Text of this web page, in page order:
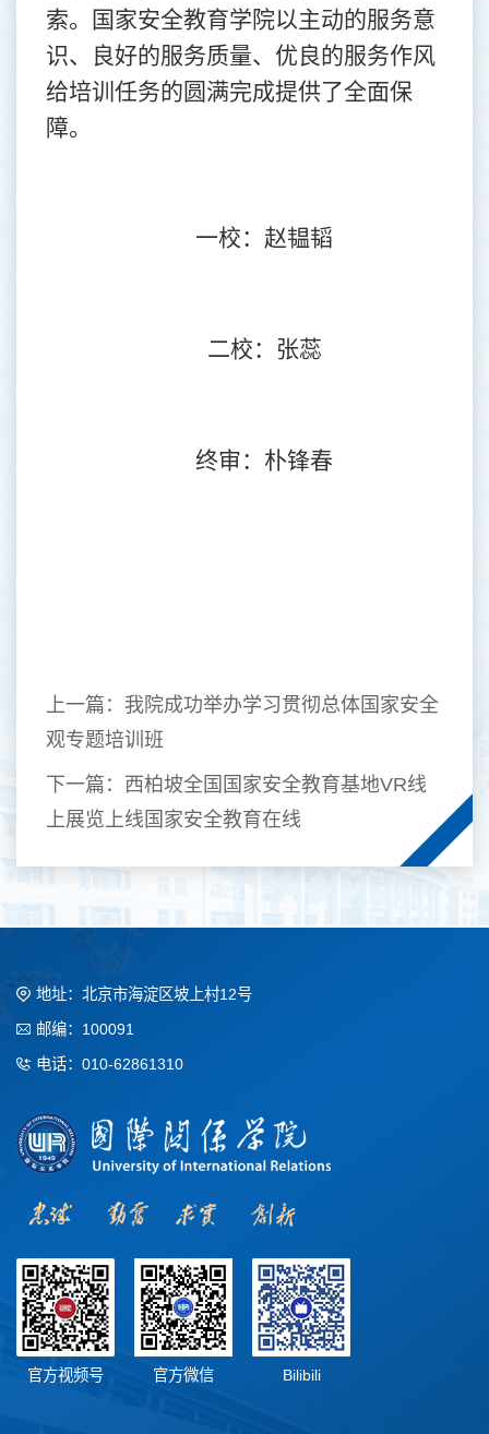
索。国家安全教育学院以主动的服务意
识、良好的服务质量、优良的服务作风
给培训任务的圆满完成提供了全面保
障。
一校：赵韫韬
二校：张蕊
终审：朴锋春
上一篇： 我院成功举办学习贯彻总体国家安全
观专题培训班
下一篇： 西柏坡全国国家安全教育基地VR线
上展览上线国家安全教育在线
地址：北京市海淀区坡上村12号
邮编：100091
电话：010-62861310
官方视频号 官方微信 Bilibili